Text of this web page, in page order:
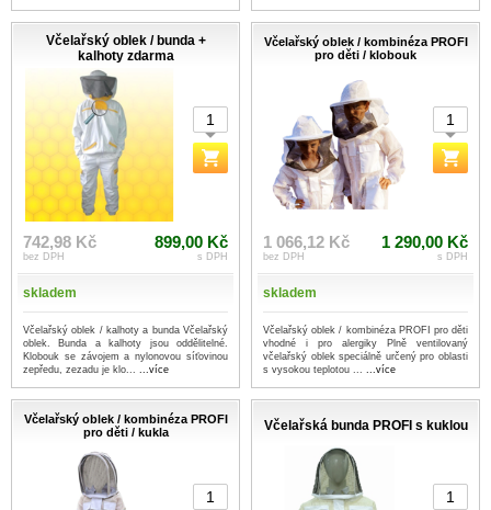
Včelařský oblek / bunda +
kalhoty zdarma
742,98 Kč
bez DPH
899,00 Kč
s DPH
skladem
Včelařský oblek / kalhoty a bunda Včelařský
oblek. Bunda a kalhoty jsou oddělitelné.
Klobouk se závojem a nylonovou síťovinou
zepředu, zezadu je klo... ...více
Včelařský oblek / kombinéza PROFI
pro děti / klobouk
1 066,12 Kč
bez DPH
1 290,00 Kč
s DPH
skladem
Včelařský oblek / kombinéza PROFI pro děti
vhodné i pro alergiky Plně ventilovaný
včelařský oblek speciálně určený pro oblasti
s vysokou teplotou ... ...více
Včelařský oblek / kombinéza PROFI
pro děti / kukla
Včelařská bunda PROFI s kuklou